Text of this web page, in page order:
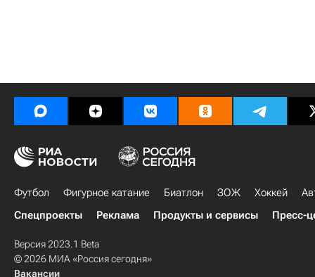
Футбол Фигурное катание Биатлон ЗОЖ Хоккей
Спецпроекты
Реклама Продукты и сервисы Пресс-
Версия 2023.1 Beta
© 2026 МИА «Россия сегодня»
Вакансии